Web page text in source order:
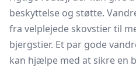
beskyttelse og støtte.
fra velplejede skovstier til
bjergstier. Et par gode
kan hjælpe med at sikre en